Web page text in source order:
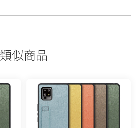
類似商品